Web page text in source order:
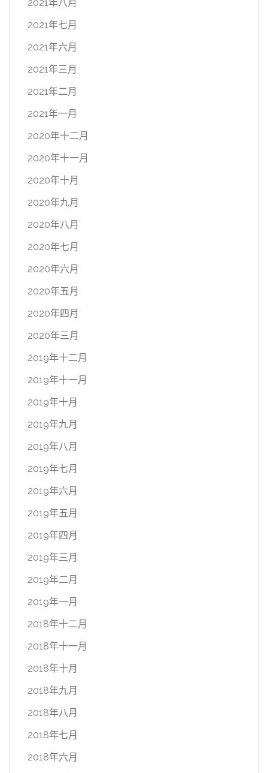
2021年八月
2021年七月
2021年六月
2021年三月
2021年二月
2021年一月
2020年十二月
2020年十一月
2020年十月
2020年九月
2020年八月
2020年七月
2020年六月
2020年五月
2020年四月
2020年三月
2019年十二月
2019年十一月
2019年十月
2019年九月
2019年八月
2019年七月
2019年六月
2019年五月
2019年四月
2019年三月
2019年二月
2019年一月
2018年十二月
2018年十一月
2018年十月
2018年九月
2018年八月
2018年七月
2018年六月